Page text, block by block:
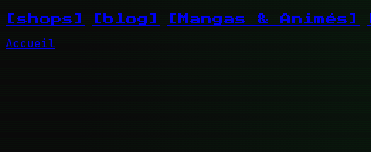
[shops] [blog] [Mangas & Animés]
Accueil